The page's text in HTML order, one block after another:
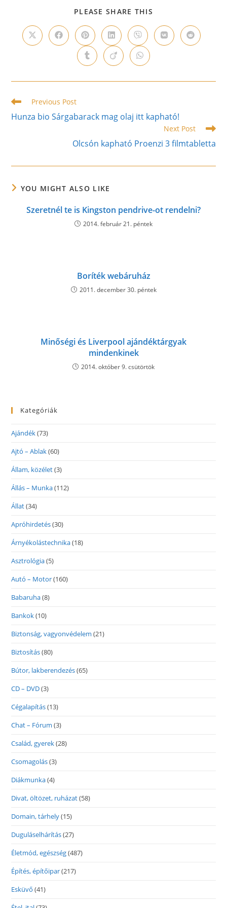
PLEASE SHARE THIS
CONTENT
Opens
in
Opens
in
window
Opens
in
a
new
window
Opens
in
a
new
window
Opens
in
a
new
window
Opens
in
Opens
in
Opens
in
new
Opens
in
new
Opens
in
new
Read
articles
Previous Post
Hunza bio Sárgabarack mag olaj itt kapható!
Next Post
Olcsón kapható Proenzi 3 filmtabletta
YOU MIGHT ALSO LIKE
Szeretnél te is Kingston pendrive-ot rendelni?
2014. február 21. péntek
Boríték webáruház
2011. december 30. péntek
Minőségi és Liverpool ajándéktárgyak
mindenkinek
2014. október 9. csütörtök
Kategóriák
Ajándék(73)
Ajtó – Ablak(60)
Állam, közélet(3)
Állás – Munka(112)
Állat(34)
Apróhirdetés(30)
Árnyékolástechnika(18)
Asztrológia(5)
Autó – Motor(160)
Babaruha(8)
Bankok(10)
Biztonság, vagyonvédelem (21)
Biztosítás(80)
Bútor, lakberendezés(65)
CD – DVD(3)
Cégalapítás(13)
Chat – Fórum (3)
Család, gyerek(28)
Csomagolás(3)
Diákmunka(4)
Divat, öltözet, ruházat(58)
Domain, tárhely(15)
Duguláselhárítás(27)
Életmód, egészség(487)
Építés, építőipar(217)
Esküvő (41)